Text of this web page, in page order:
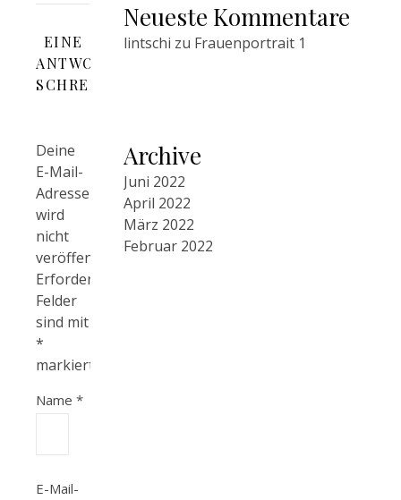
EINE
ANTWORT
SCHREIBEN
Deine
E-Mail-
Adresse
wird
nicht
veröffentlicht.
Erforderliche
Felder
sind mit
*
markiert
Name *
E-Mail-
Neueste Kommentare
lintschi zu Frauenportrait 1
Archive
Juni 2022
April 2022
März 2022
Februar 2022